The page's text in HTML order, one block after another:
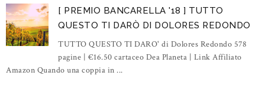
[ PREMIO BANCARELLA '18 ] TUTTO
QUESTO TI DARÒ DI DOLORES REDONDO
TUTTO QUESTO TI DARO' di Dolores Redondo 578
pagine | €16.50 cartaceo Dea Planeta | Link Affiliato
Amazon Quando una coppia in ...